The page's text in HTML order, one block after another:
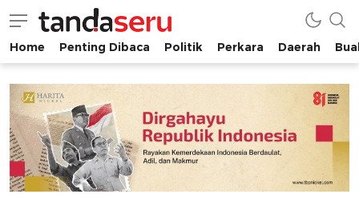
tandaseru.com | Penting Dibaca
tandaseru.com
Home Penting Dibaca Politik Perkara Daerah